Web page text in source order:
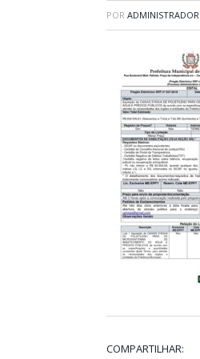
POR ADMINISTRADOR
COMPARTILHAR: